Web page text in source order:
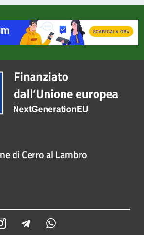
di Cerro al Lambro
Instagram Telegram